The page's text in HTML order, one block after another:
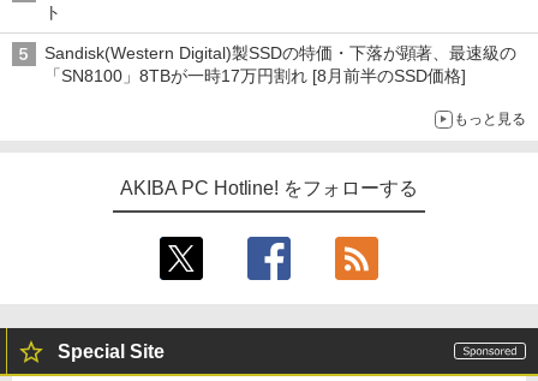
ト
Sandisk(Western Digital)製SSDの特価・下落が顕著、最速級の
「SN8100」8TBが一時17万円割れ [8月前半のSSD価格]
もっと見る
AKIBA PC Hotline! をフォローする
Special Site